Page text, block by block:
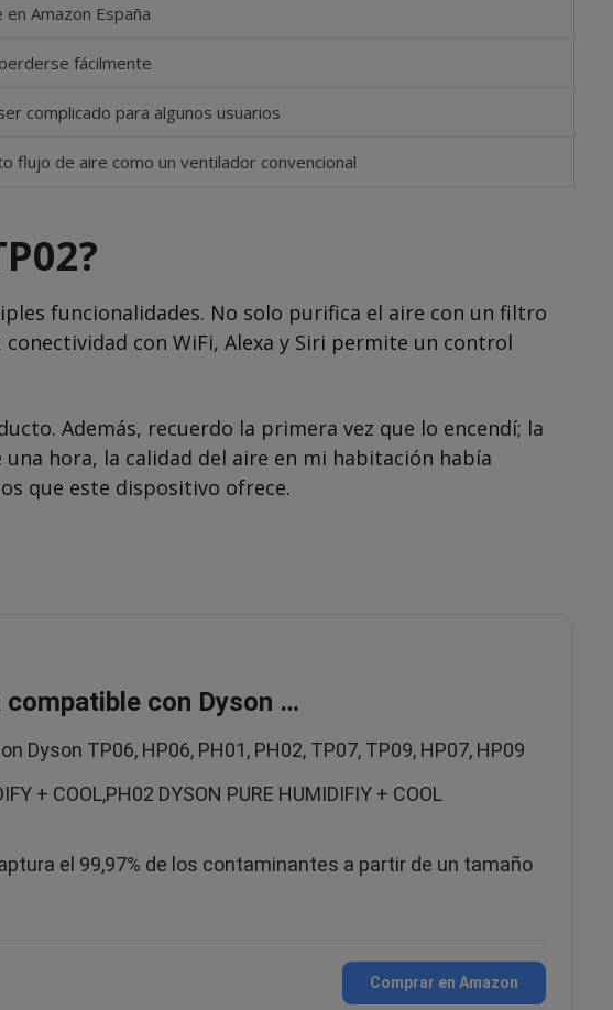
Amazon España
fácilmente
complicado para algunos usuarios
flujo de aire como un ventilador convencional
funcionalidades. No solo purifica el aire con un filtro
con WiFi, Alexa y Siri permite un control
Además, recuerdo la primera vez que lo encendí; la
hora, la calidad del aire en mi habitación había
que este dispositivo ofrece.
con Dyson …
TP06, HP06, PH01, PH02, TP07, TP09, HP07, HP09
+ COOL,PH02 DYSON PURE HUMIDIFIY + COOL
el 99,97% de los contaminantes a partir de un tamaño
Comprar en Amazon